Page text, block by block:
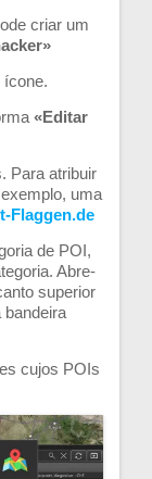
criar um
ícone.
«Editar
Para atribuir
uma
Flaggen.de
de POI,
Abre-
superior
bandeira
cujos POIs